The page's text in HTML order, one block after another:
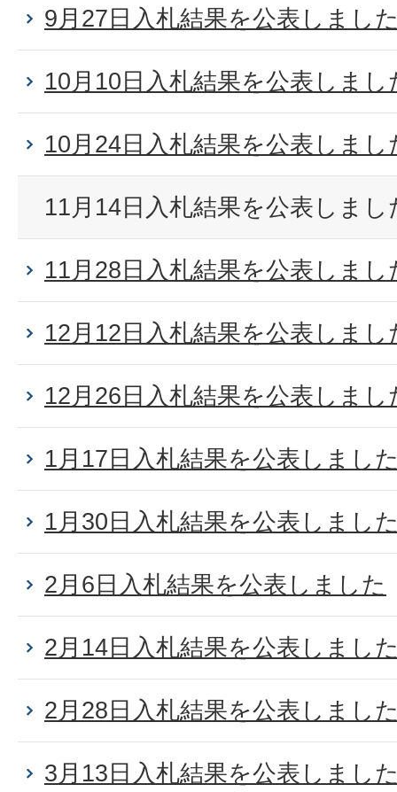
9月27日入札結果を公表しまし
10月10日入札結果を公表しまし
10月24日入札結果を公表しまし
11月14日入札結果を公表しまし
11月28日入札結果を公表しまし
12月12日入札結果を公表しまし
12月26日入札結果を公表しまし
1月17日入札結果を公表しまし
1月30日入札結果を公表しまし
2月6日入札結果を公表しました
2月14日入札結果を公表しまし
2月28日入札結果を公表しまし
3月13日入札結果を公表しまし